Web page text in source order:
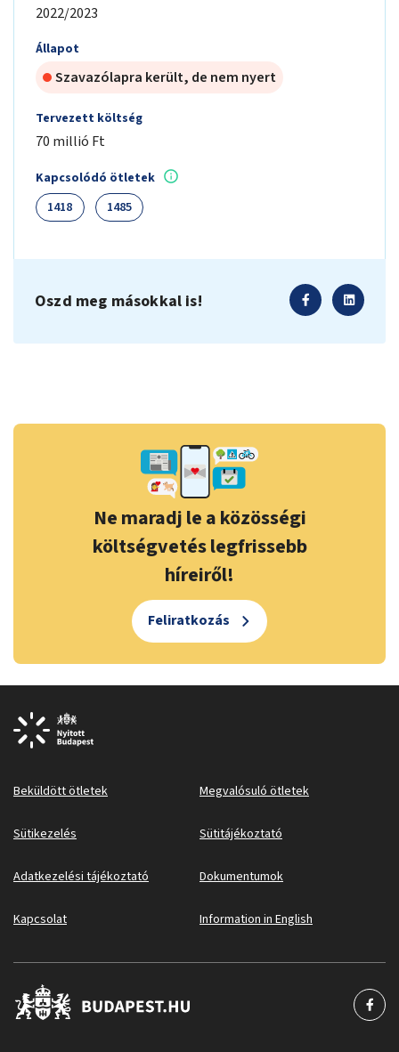
2022/2023
Állapot
Szavazólapra került, de nem nyert
Tervezett költség
70 millió Ft
Kapcsolódó ötletek
1418
1485
Oszd meg másokkal is!
Ne maradj le a közösségi
költségvetés legfrissebb
híreiről!
Feliratkozás
Beküldött ötletek Megvalósuló ötletek
Sütikezelés Sütitájékoztató
Adatkezelési tájékoztató Dokumentumok
Kapcsolat Information in English